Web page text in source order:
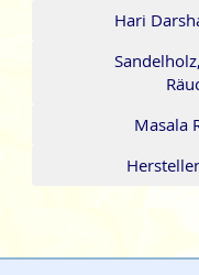
Hari
Masala